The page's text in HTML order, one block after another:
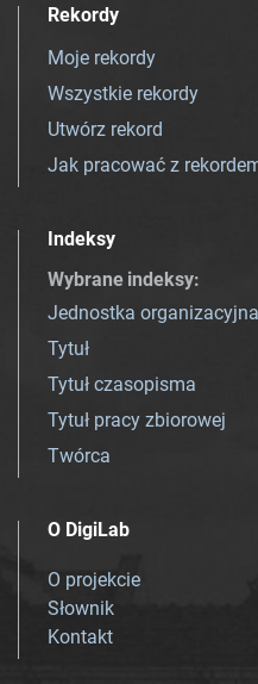
Rekordy
Moje rekordy
Wszystkie rekordy
Utwórz rekord
Jak pracować z
Indeksy
Wybrane indeksy:
Jednostka organizacyjna
Tytuł
Tytuł czasopisma
Tytuł pracy zbiorowej
Twórca
O DigiLab
O projekcie
Słownik
Kontakt